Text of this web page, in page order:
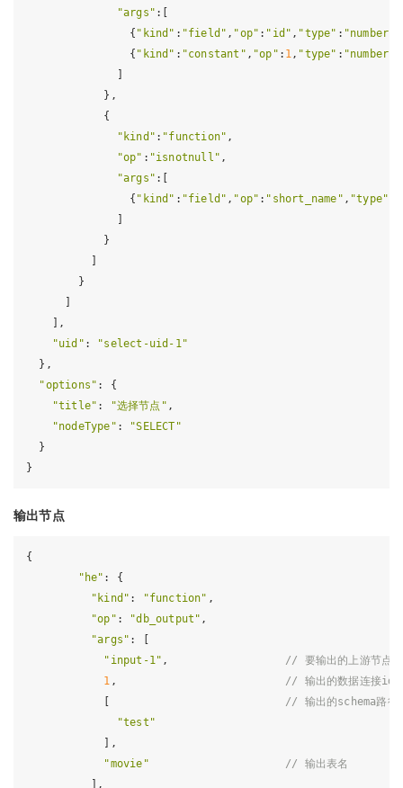
"args" :[
                {
"kind" : "field" , "op" : "id" , "type" : "number"
                {
"kind" : "constant" , "op" : 1, "type" : "number"
            },
            {
"kind" : "function" ,
"op" : "isnotnull" ,
"args" :[
                {
"kind" : "field" , "op" : "short_name" , "type"
            }
        }
    ],
"uid" :
"select-uid-1"
  },
"options" : {
"title" : "选择节点" ,
"nodeType" :
"SELECT"
  }
输出节点
{
"he" : {
"kind" : "function" ,
"op" : "db_output" ,
"args" : [
"input-1" , // 要输出的上游节点
1 , // 输出的数据连接id
// 输出的schema路径
"test"
            ],
"movie"
// 输出表名
          ],